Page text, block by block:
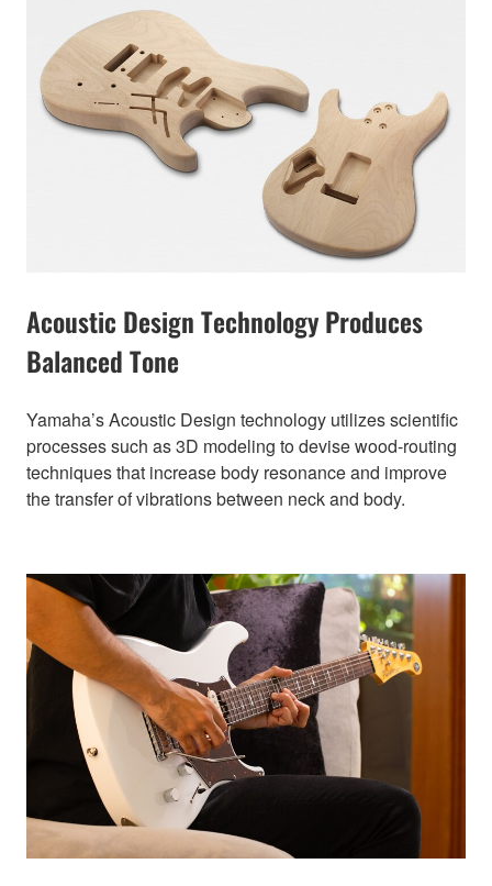
Acoustic Design Technology Produces
Balanced Tone
Yamaha’s Acoustic Design technology utilizes scientific
processes such as 3D modeling to devise wood-routing
techniques that increase body resonance and improve
the transfer of vibrations between neck and body.